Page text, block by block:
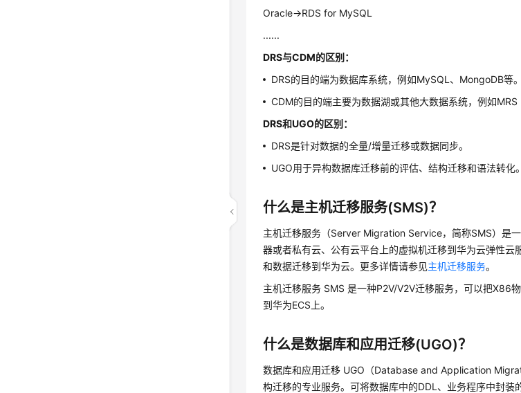
Oracle->RDS for MySQL
......
DRS与CDM的区别：
DRS的目的端为数据库系统，例如MySQL、MongoDB等。
CDM的目的端主要为数据湖或其他大数据系统，例如MRS
DRS和UGO的区别：
DRS是针对数据的全量/增量迁移或数据同步。
UGO用于异构数据库迁移前的评估、结构迁移和语法转化。
什么是主机迁移服务(SMS)？
主机迁移服务（Server Migration Service，简称SMS）是
器或者私有云、公有云平台上的虚拟机迁移到华为云弹性云
和数据迁移到华为云。更多详情请参见主机迁移服务。
主机迁移服务 SMS 是一种P2V/V2V迁移服务，可以把X86
到华为ECS上。
什么是数据库和应用迁移(UGO)？
数据库和应用迁移 UGO（Database and Application
构迁移的专业服务。可将数据库中的DDL、业务程序中封